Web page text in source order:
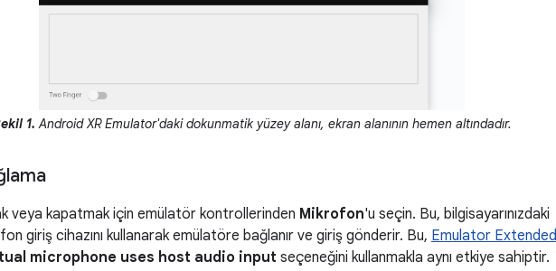
1. Android XR Emulator'daki dokunmatik yüzey alanı, ekran alanının hemen altındadır.
veya kapatmak için emülatör kontrollerinden Mikrofon'u seçin. Bu, bilgisayarınızdaki
giriş cihazını kullanarak emülatöre bağlanır ve giriş gönderir. Bu, Emulator Extended
microphone uses host audio input seçeneğini kullanmakla aynı etkiye sahiptir.